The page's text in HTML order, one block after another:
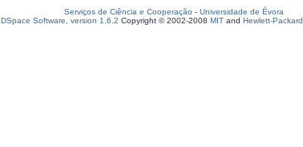
Serviços de Ciência e Cooperação - Universidade de Évora
DSpace Software, version 1.6.2 Copyright © 2002-2008 MIT and Hewlett-Packard